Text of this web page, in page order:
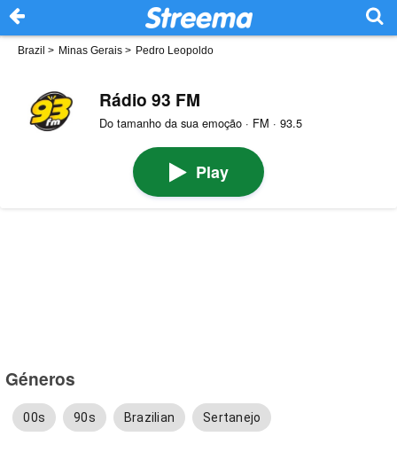
Brazil > Minas Gerais > Pedro Leopoldo
Rádio 93 FM
Do tamanho da sua emoção · FM · 93.5
Play
Géneros
00s 90s Brazilian Sertanejo